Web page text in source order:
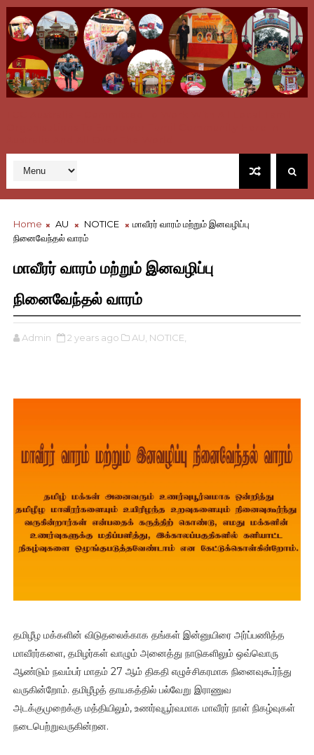
Home AU NOTICE
மாவீரர் வாரம் மற்றும் இனவழிப்பு
நினைவேந்தல் வாரம்
மாவீரர் வாரம் மற்றும் இனவழிப்பு
நினைவேந்தல் வாரம்
Admin 2 years ago AU, NOTICE,
தமிழீழ மக்களின் விடுதலைக்காக தங்கள் இன்னுயிரை அர்ப்பணித்த
மாவீரர்களை, தமிழர்கள் வாழும் அனைத்து நாடுகளிலும் ஒவ்வொரு
ஆண்டும் நவம்பர் மாதம் 27 ஆம் திகதி எழுச்சிகரமாக நினைவுகூர்ந்து
வருகின்றோம். தமிழீழத் தாயகத்தில் பல்வேறு இராணுவ
அடக்குமுறைக்கு மத்தியிலும், உணர்வுபூர்வமாக மாவீரர் நாள் நிகழ்வுகள்
நடைபெற்றுவருகின்றன.